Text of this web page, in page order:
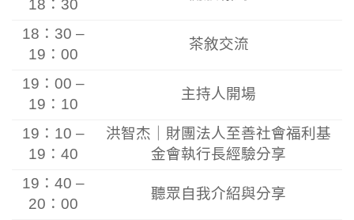
18：30
18：30 –
19：00
茶敘交流
19：00 –
19：10
主持人開場
19：10 –
19：40
洪智杰
財團法人至善社會福利基
金會執行長經驗分享
19：40 –
20：00
聽眾自我介紹與分享